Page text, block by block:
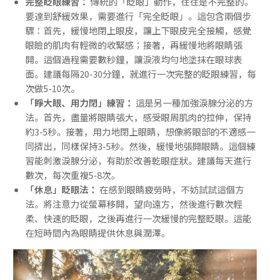
要達到舒緩效果，需要進行「完全眨眼」。這包含兩個步
驟：首先，緩慢地閉上眼皮，讓上下眼皮完全接觸，感覺
眼瞼的肌肉有輕微的收緊感；接著，再緩慢地將眼睛張
開。這個過程需要數秒鐘，讓淚液均勻地塗抹在眼球表
面。建議每隔20-30分鐘，就進行一次完整的眨眼練習，每
次做5-10次。
「睜大眼、用力閉」練習： 這是另一種加強淚腺分泌的方
法。首先，盡量將眼睛張大，感受眼周肌肉的拉伸，保持
約3-5秒。接著，用力地閉上眼睛，想像將眼部的不適感一
同擠出，同樣保持3-5秒。然後，緩慢地張開眼睛。這個練
習能刺激淚腺分泌，有助於改善乾眼症狀。建議每天進行
數次，每次重複5-8次。
「休息」眨眼法： 在感到眼睛疲勞時，不妨試試這個方
法。將注意力從螢幕移開，望向遠方，然後進行數次輕
柔、快速的眨眼，之後再進行一次緩慢的完整眨眼。這能
在短時間內為眼睛提供休息與潤澤。